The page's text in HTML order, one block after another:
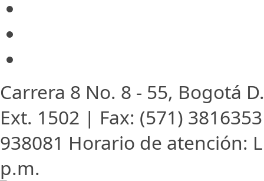
Carrera 8 No. 8 - 55, Bogotá
Ext. 1502 | Fax: (571)
938081 Horario de atención:
p.m.